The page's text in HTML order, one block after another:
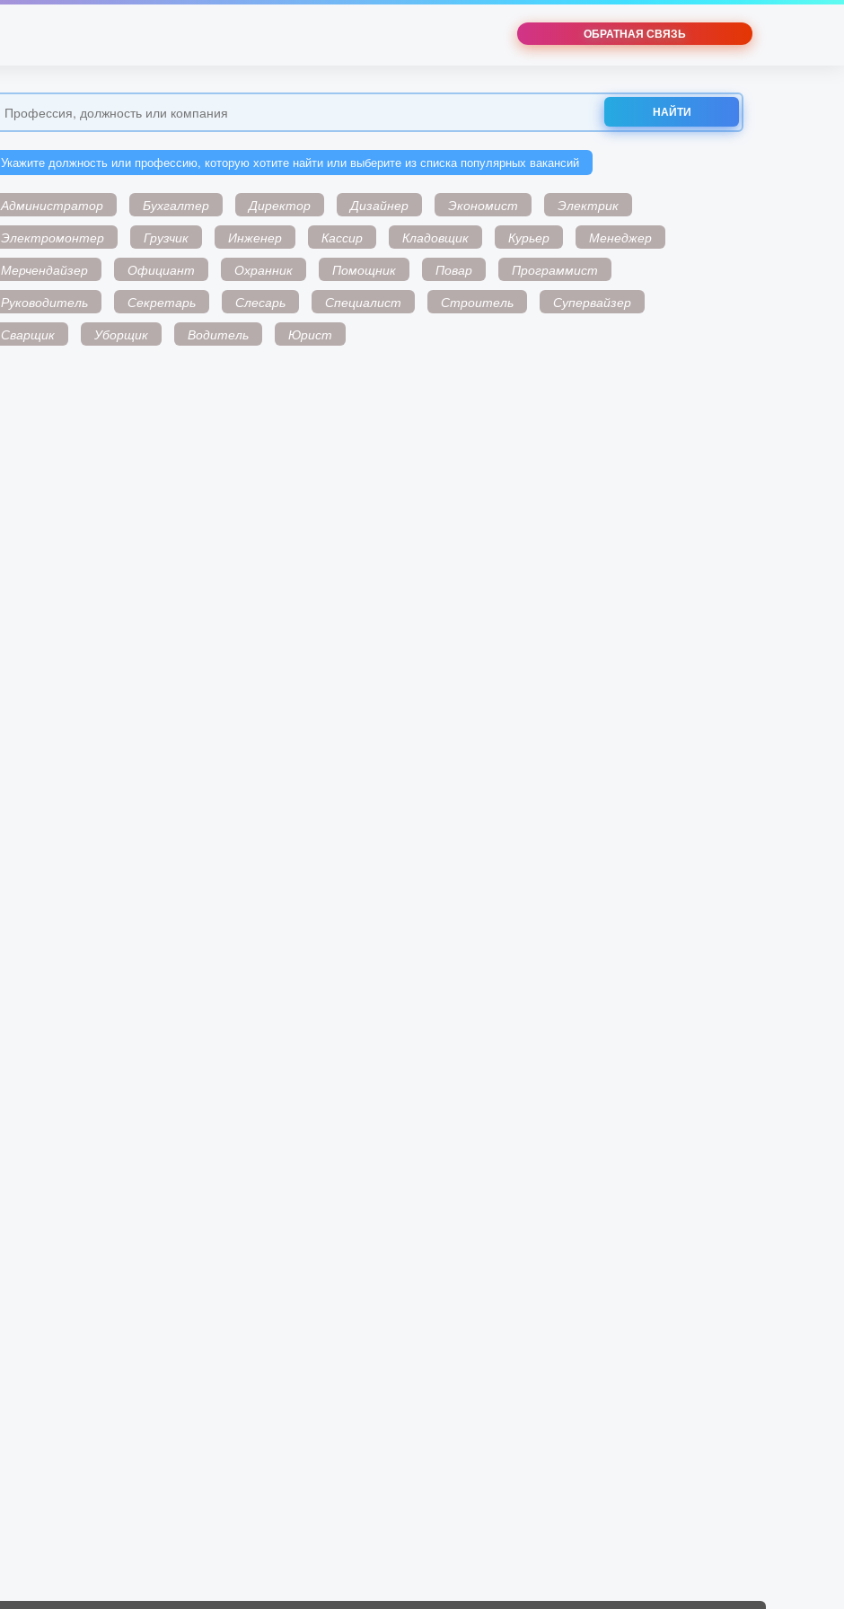
ОБРАТНАЯ СВЯЗЬ
НАЙТИ
Укажите должность или профессию, которую хотите найти или выберите из списка популярных вакансий
Администратор Бухгалтер Директор Дизайнер Экономист
Электрик
Электромонтер
Грузчик Инженер Кассир Кладовщик Курьер
Менеджер
Мерчендайзер
Официант Охранник Помощник Повар
Программист
Руководитель
Секретарь Слесарь Специалист Строитель
Супервайзер
Сварщик
Уборщик Водитель Юрист